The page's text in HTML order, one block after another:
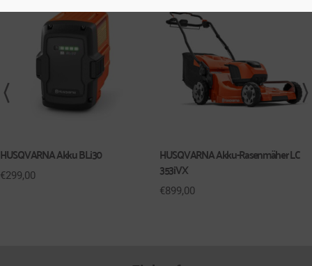
HUSQVARNA Akku BLi30
€299,00
HUSQVARNA Akku-Rasenmäher LC
353iVX
€899,00